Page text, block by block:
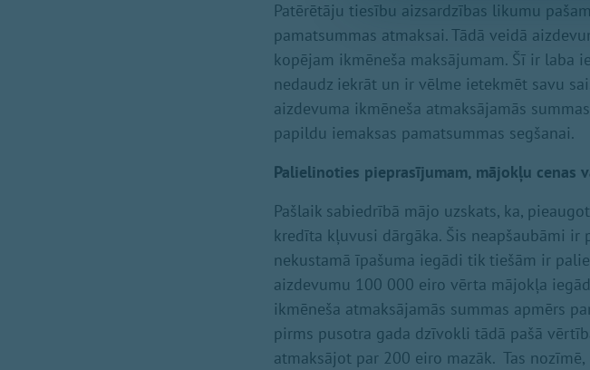
Patērētāju tiesību aizsardzības likumu
pamatsummas atmaksai. Tādā veidā
kopējam ikmēneša maksājumam. Šī ir laba
nedaudz iekrāt un ir vēlme ietekmēt savu
aizdevuma ikmēneša atmaksājamās
papildu iemaksas pamatsummas segšanai.
Palielinoties pieprasījumam, mājokļu cenas
Pašlaik sabiedrībā mājo uzskats, ka,
kredīta kļuvusi dārgāka. Šis neapšaubāmi
nekustamā īpašuma iegādi tik tiešām ir
aizdevumu 100 000 eiro vērta mājokļa
ikmēneša atmaksājamās summas apmērs
pirms pusotra gada dzīvokli tādā pašā
atmaksājot par 200 eiro mazāk. Tas